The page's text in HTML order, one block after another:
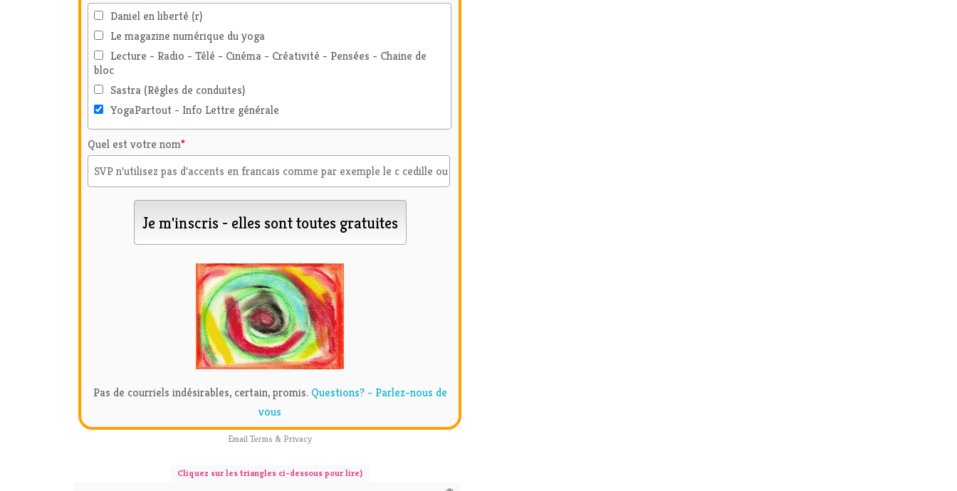
Daniel en liberté (r)
Le magazine numérique du yoga
Lecture - Radio - Télé - Cinéma - Créativité - Pensées - Chaine de
bloc
Sastra (Rêgles de conduites)
YogaPartout - Info Lettre générale
Quel est votre nom*
Pas de courriels indésirables, certain, promis. Questions? - Parlez-nous de
vous
EmailTerms & Privacy
Cliquez sur les triangles ci-dessous pour lire)